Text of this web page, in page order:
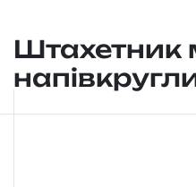
Штахетник